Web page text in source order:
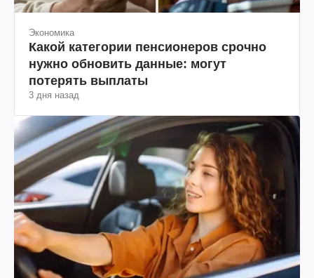
Экономика
Какой категории пенсионеров срочно
нужно обновить данные: могут
потерять выплаты
3 дня назад